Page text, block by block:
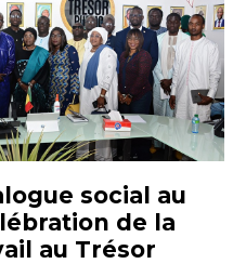
social au
de la
au Trésor